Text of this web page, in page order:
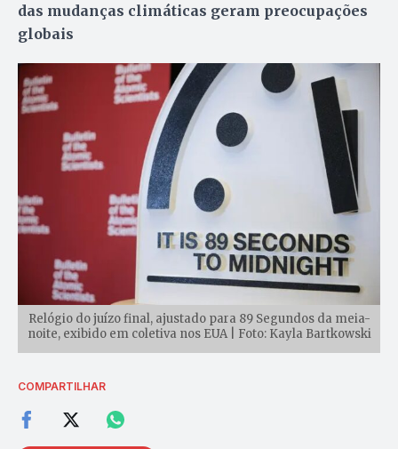
das mudanças climáticas geram preocupações
globais
Relógio do juízo final, ajustado para 89 Segundos da meia-
noite, exibido em coletiva nos EUA | Foto: Kayla Bartkowski
COMPARTILHAR